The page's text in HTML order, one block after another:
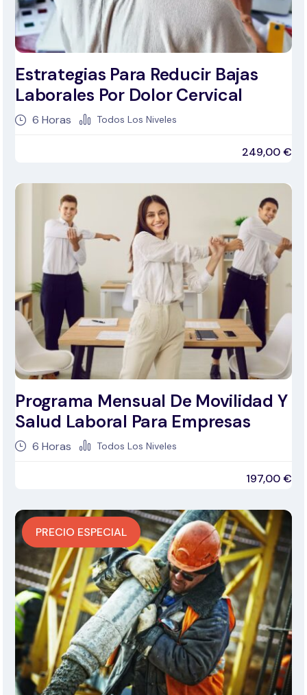
Estrategias Para Reducir Bajas
Laborales Por Dolor Cervical
6 Horas Todos Los Niveles
249,00€
Programa Mensual De Movilidad Y
Salud Laboral Para Empresas
6 Horas Todos Los Niveles
197,00€
PRECIO ESPECIAL